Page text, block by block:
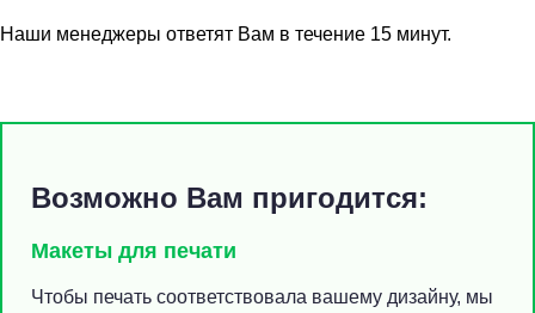
Наши менеджеры ответят Вам в течение 15 минут.
Возможно Вам пригодится:
Макеты для печати
Чтобы печать соответствовала вашему дизайну, мы